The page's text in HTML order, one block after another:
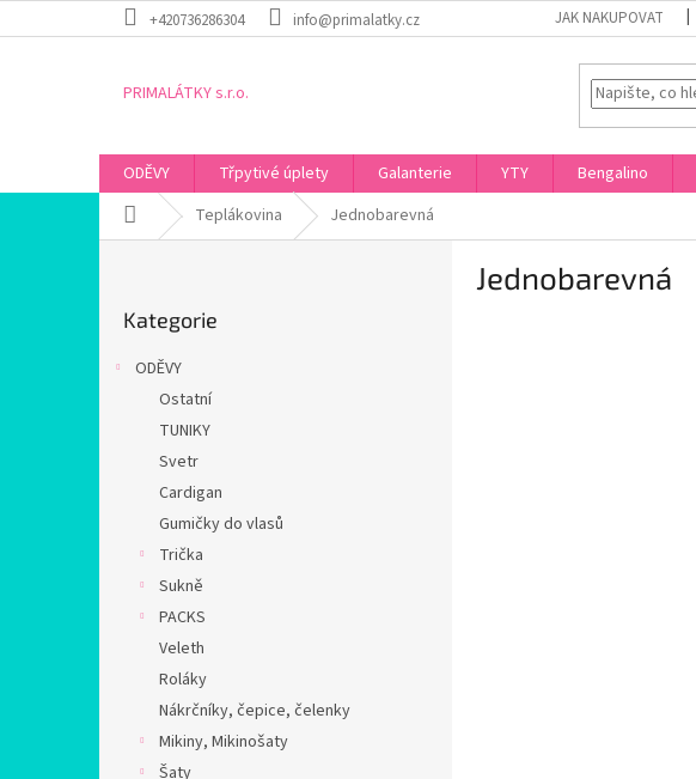
na
+420736286304 info@primalatky.cz JAK NAKUPOVAT
PRIMALÁTKY s.r.o.
ODĚVY Třpytivé úplety Galanterie YTY Bengalino
Domů Teplákovina Jednobarevná
kategorie
Kategorie
ODĚVY
Ostatní
TUNIKY
Svetr
Cardigan
Gumičky do vlasů
Trička
Sukně
PACKS
Veleth
Roláky
Nákrčníky, čepice, čelenky
Mikiny, Mikinošaty
Šaty
Jednobarevná